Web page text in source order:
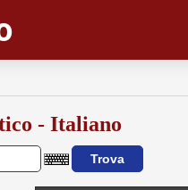
- Italiano